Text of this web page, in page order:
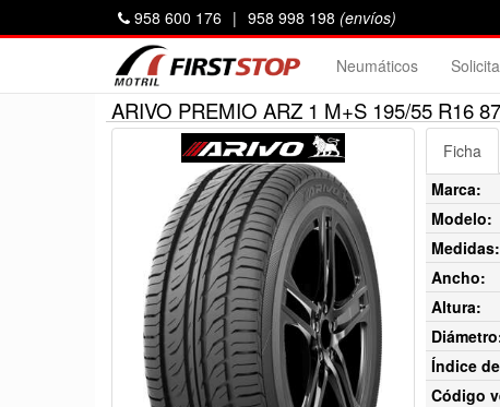
958 600 176 | 958 998 198 (envíos)
Neumáticos
ARIVO PREMIO ARZ 1 M+S 195/55 R16
Ficha
Marca:
Modelo:
Medidas:
Ancho:
Altura:
Índice
Código